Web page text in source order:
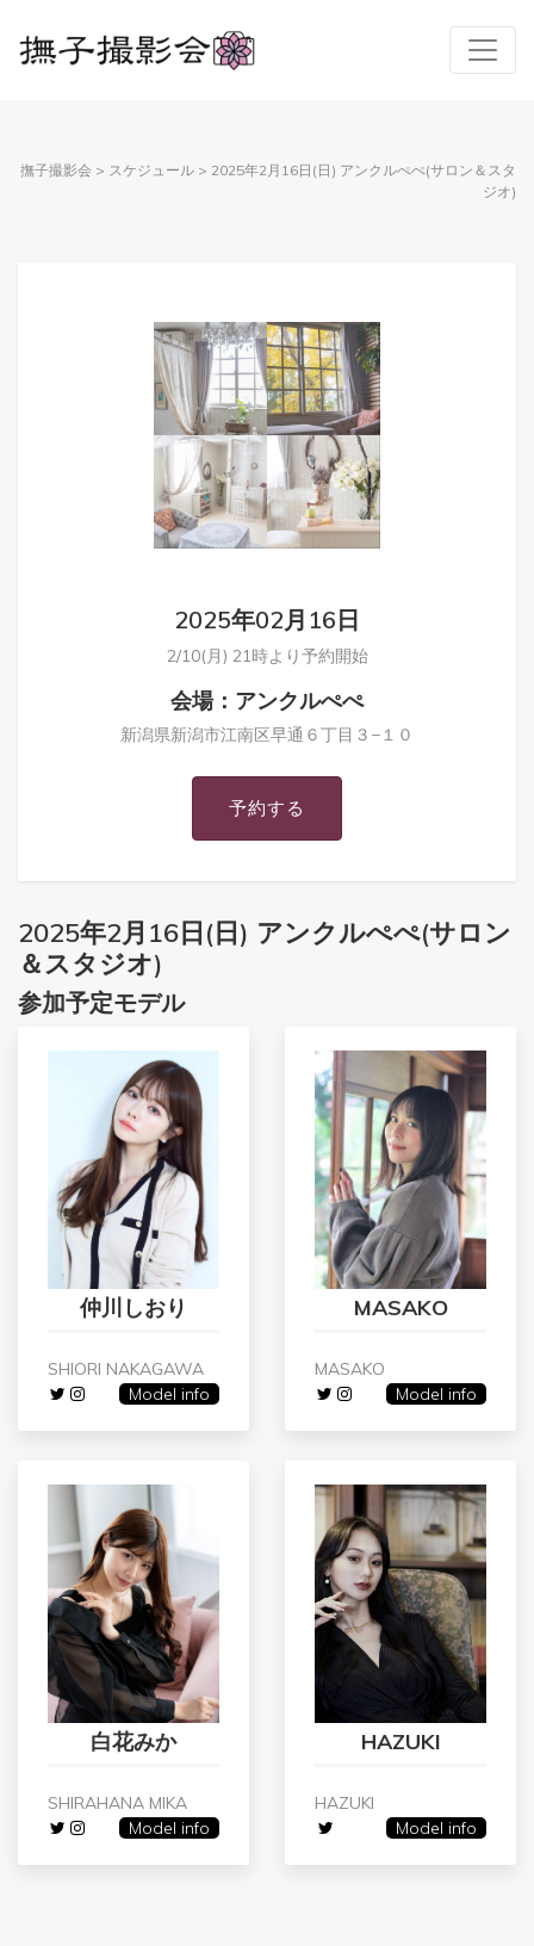
撫子撮影会 > スケジュール > 2025年2月16日(日) アンクルぺぺ(サロン＆スタ
ジオ)
2025年02月16日
2/10(月) 21時より予約開始
会場：アンクルぺぺ
新潟県新潟市江南区早通６丁目３−１０
予約する
2025年2月16日(日) アンクルぺぺ(サロン
＆スタジオ)
参加予定モデル
仲川しおり
SHIORI NAKAGAWA
Model info
MASAKO
MASAKO
Model info
白花みか
SHIRAHANA MIKA
Model info
HAZUKI
HAZUKI
Model info